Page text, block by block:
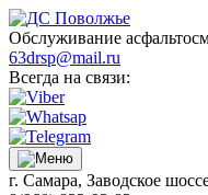
Обслуживание
63drsp@mail.ru
Всегда на связи:
г. Самара, Заводское